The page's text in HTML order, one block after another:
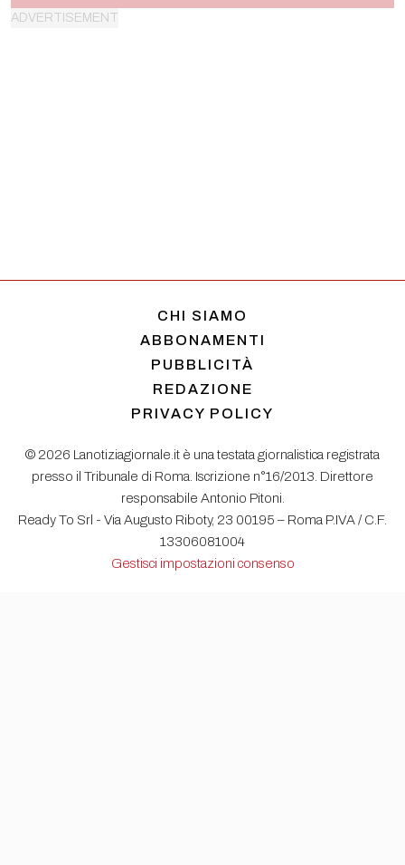
CHI SIAMO
ABBONAMENTI
PUBBLICITÀ
REDAZIONE
PRIVACY POLICY
© 2026 Lanotiziagiornale.it è una testata giornalistica registrata
presso il Tribunale di Roma. Iscrizione n°16/2013. Direttore
responsabile Antonio Pitoni.
Ready To Srl - Via Augusto Riboty, 23 00195 – Roma P.IVA / C.F.
13306081004
Gestisci impostazioni consenso